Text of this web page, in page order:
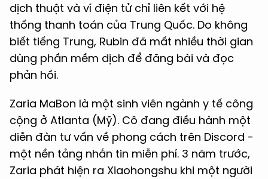
dịch thuật và ví điện tử chỉ liên kết với hệ
thống thanh toán của Trung Quốc. Do không
biết tiếng Trung, Rubin đã mất nhiều thời gian
dùng phần mềm dịch để đăng bài và đọc
phản hồi.
Zaria MaBon là một sinh viên ngành y tế công
cộng ở Atlanta (Mỹ). Cô đang điều hành một
diễn đàn tư vấn về phong cách trên Discord -
một nền tảng nhắn tin miễn phí. 3 năm trước,
Zaria phát hiện ra Xiaohongshu khi một người